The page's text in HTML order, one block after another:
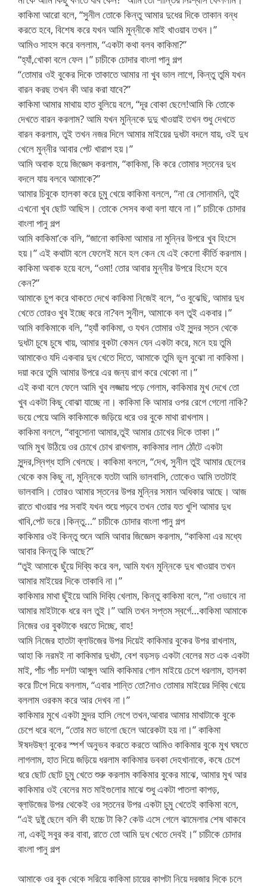
কাকিমা আরো বলে, “সুনীল তোকে কিন্তু আমার দুধের দিকে তাকান বন্ধ
করতে হবে, বিশেষ করে যখন আমি মুন্নীকে মাই খাওয়াব তখন।”
আমিও সাহস করে বললাম, “একটা কথা বলব কাকিমা?”
“হ্যাঁ,খোকা বলে ফেল।” চাচীকে চোদার বাংলা পানু গল্প
“তোমার ওই বুকের দিকে তাকাতে আমার না খুব ভাল লাগে, কিন্তু তুমি যখন
বারন করছ তখন কী আর করা যাবে?”
কাকিমা আমার মাথায় হাত বুলিয়ে বলে, “দূর বোকা ছেলে!আমি কি তোকে
দেখতে বারন করলাম? আমি যখন মুন্নিকে দুদু খাওয়াই তখন শুধু দেখতে
বারন করলাম, তুই তখন নজর দিলে আমার মাইয়ের দুধটা বদলে যায়, ওই দুধ
খেলে মুন্নীর আবার পেট খারাপ হয়।”
আমি অবাক হয়ে জিজ্ঞেস করলাম, “কাকিমা, কি করে তোমার স্তনের দুধ
বদলে যায় বলবে আমাকে?”
আমার চিবুকে হালকা করে চুমু খেয়ে কাকিমা বললে, “না রে সোনামনি, তুই
এখনো খুব ছোট আছিস। তোকে সেসব কথা বলা যাবে না।” চাচীকে চোদার
বাংলা পানু গল্প
আমি কাকিমা’কে বলি, “জানো কাকিমা আমার না মুন্নির উপরে খুব হিংসে
হয়।” এই কথাটা বলে ফেলেই মনে হল কেন যে এই কেলো কীর্তি করলাম।
কাকিমা অবাক হয়ে বলে, “ওমা! তোর আবার মুন্নীর উপরে হিংসে হবে
কেন?”
আমাকে চুপ করে থাকতে দেখে কাকিমা নিজেই বলে, “ও বুঝেছি, আমার দুধ
খেতে তোরও খুব ইচ্ছে করে না?বল সুনীল, আমাকে বল তুই একবার।”
আমি কাকিমাকে বলি, “হ্যাঁ কাকিমা, ও যখন তোমার ওই সুন্দর স্তন থেকে
দুধটা চুষে চুষে খায়, আমার বুকটা কেমন যেন একটা করে, মনে হয় তুমি
আমাকেও যদি একবার দুধ খেতে দিতে, আমাকে তুমি ভুল বুঝো না কাকিমা।
দয়া করে তুমি আমার উপরে এর জন্য রাগ করে থেকো না।”
এই কথা বলে ফেলে আমি খুব লজ্জায় পড়ে গেলাম, কাকিমার মুখ দেখে তো
খুব একটা কিছু বোঝা যাচ্ছে না। কাকিমা কি আমার ওপর রেগে গেলো নাকি?
ভয়ে পেয়ে আমি কাকিমাকে জড়িয়ে ধরে ওর বুকে মাথা রাখলাম।
কাকিমা বললে, “বাবুসোনা আমার,তুই আমার চোখের দিকে তাকা।”
আমি মুখ উঠিয়ে ওর চোখে চোখ রাখলাম, কাকিমার লাল ঠোঁটে একটা
সুন্দর,স্নিগ্ধ হাসি খেলছে। কাকিমা বললে, “দেখ, সুনীল তুই আমার ছেলের
থেকে কম কিছু না, মুন্নিকে যতটা আমি ভালবাসি, তোকেও আমি ততটাই
ভালবাসি। তোরও আমার স্তনের উপর মুন্নির সমান অধিকার আছে। আজ
রাতে খাওয়ার পর সবাই যখন শুয়ে পড়বে তখন তোর যত খুশি আমার দুধ
খাবি,পেট ভরে।কিন্তু…” চাচীকে চোদার বাংলা পানু গল্প
কাকিমার ওই কিন্তু শুনে আমি আবার জিজ্ঞেস করলাম, “কাকিমা এর মধ্যে
আবার কিন্তু কি আছে?”
“তুই আমাকে ছুঁয়ে দিব্যি করে বল, আমি যখন মুন্নিকে দুধ খাওয়াব তখন
আমার মাইয়ের দিকে তাকাবি না।”
কাকিমার মাথা ছুঁইয়ে আমি দিব্যি খেলাম, কিন্তু কাকিমা বলে, “না ওভাবে না
আমার মাইটাকে ধরে বল তুই।” আমি তখন সপ্তম স্বর্গে…কাকিমা আমাকে
নিজের ওর বুকটাকে ধরতে দিচ্ছে, বাহ!
আমি নিজের হাতটা ব্লাউজের উপর দিয়েই কাকিমার বুকের উপর রাখলাম,
আহা কি নরমই না কাকিমার দুধটা, বেশ বড়সড় একটা বেলের মত এক একটা
মাই, পাঁচ পাঁচ দশটা আঙ্গুল আমি কাকিমার গোল মাইয়ে চেপে ধরলাম, হালকা
করে টিপে দিয়ে বললাম, “এবার শান্তি তো?নাও তোমার মাইয়ের দিব্যি খেয়ে
বললাম ওরকম করে আর দেখব না।”
কাকিমার মুখে একটা সুন্দর হাসি লেগে তখন,আবার আমার মাথাটাকে বুকে
চেপে ধরে বলে, “তোর মত ভালো ছেলে আরেকটা হয় না।” কাকিমা
ঈষদউষ্ণ বুকের স্পর্শ অনুভব করতে করতে আমিও কাকিমার বুকে মুখ ঘষতে
লাগলাম, হাত দিয়ে জড়িয়ে ধরলাম কাকিমার ডবকা দেহখানাকে, কষে চেপে
ধরে ছোট ছোট চুমু খেতে শুরু করলাম কাকিমার বুকের মাঝে, আমার মুখ আর
কাকিমার ওই বেলের মত মাইগুলোর মাঝে শুধু একটা পাতলা কাপড়,
ব্লাউজের উপর থেকেই ওর স্তনের উপর একটা চুমু খেতেই কাকিমা বলে,
“এই দুষ্টু ছেলে বলি কী হচ্চে টা কি? কেউ এসে গেলে ঝামেলার শেষ থাকবে
না, একটু সবুর কর বাবা, রাতে তো আমি দুধ খেতে দেবই।” চাচীকে চোদার
বাংলা পানু গল্প
আমাকে ওর বুক থেকে সরিয়ে কাকিমা চায়ের কাপটা নিয়ে দরজার দিকে চলে